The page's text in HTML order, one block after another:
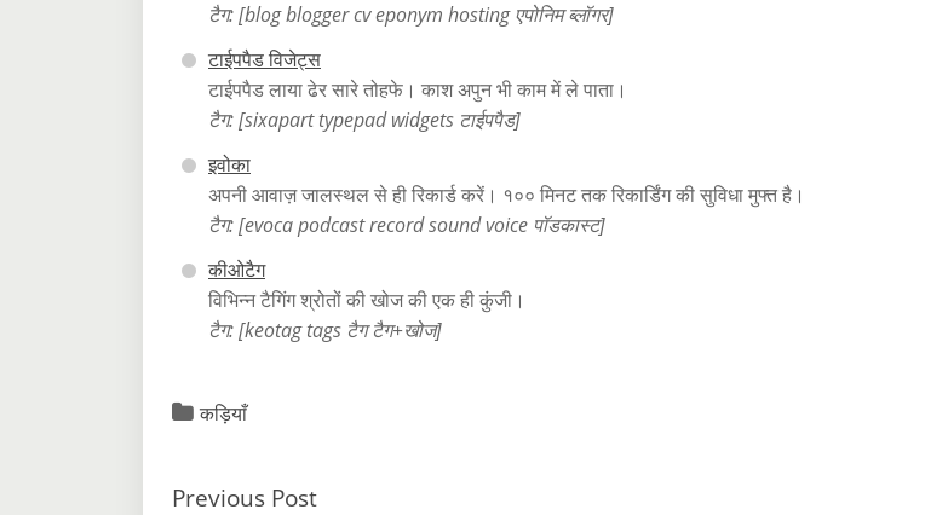
टैग: [blog blogger cv eponym hosting एपोनिम ब्लॉगर]
टाईपपैड विजेट्स
टाईपपैड लाया ढेर सारे तोहफे। काश अपुन भी काम में ले पाता।
टैग: [sixapart typepad widgets टाईपपैड]
इवोका
अपनी आवाज़ जालस्थल से ही रिकार्ड करें। १०० मिनट तक रिकार्डिंग की सुविधा मुफ्त है।
टैग: [evoca podcast record sound voice पॉडकास्ट]
कीओटैग
विभिन्न टैगिंग श्रोतों की खोज की एक ही कुंजी।
टैग: [keotag tags टैग टैग+खोज]
कड़ियाँ
Previous Post